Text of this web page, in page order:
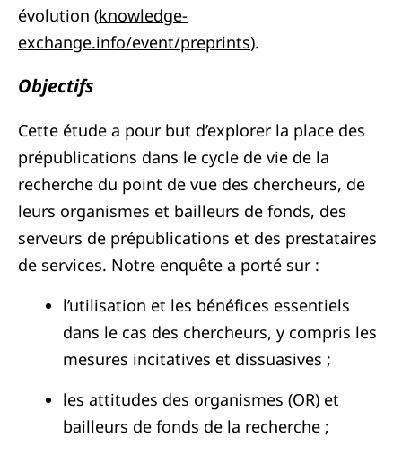
évolution (knowledge-
exchange.info/event/preprints).
Objectifs
Cette étude a pour but d’explorer la place des
prépublications dans le cycle de vie de la
recherche du point de vue des chercheurs, de
leurs organismes et bailleurs de fonds, des
serveurs de prépublications et des prestataires
de services. Notre enquête a porté sur :
l’utilisation et les bénéfices essentiels
dans le cas des chercheurs, y compris les
mesures incitatives et dissuasives ;
les attitudes des organismes (OR) et
bailleurs de fonds de la recherche ;